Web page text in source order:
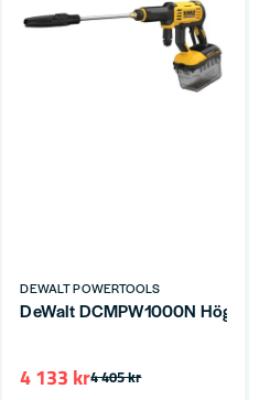
DEWALT POWERTOOLS
DeWalt DCMPW1000N
4 405 kr
4 133 kr